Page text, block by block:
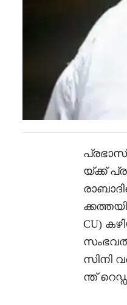
പ്രഭാസ്
യ്ക്ക്
CU)
സിനി
ന്ത്